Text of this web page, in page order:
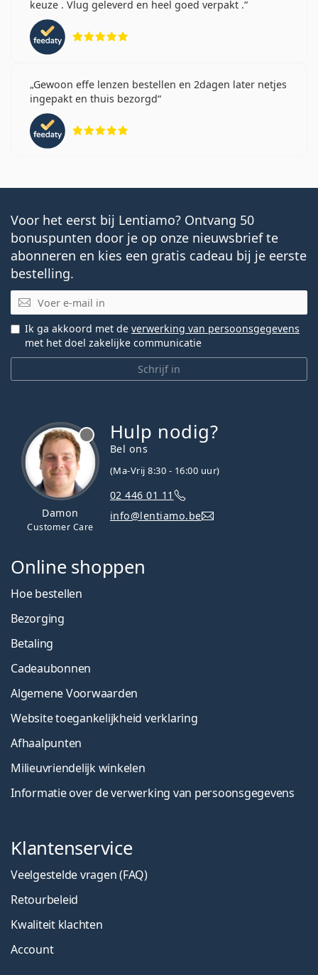
keuze . Vlug geleverd en heel goed verpakt .
Gewoon effe lenzen bestellen en 2dagen later netjes
ingepakt en thuis bezorgd
Voor het eerst bij Lentiamo? Ontvang 50
bonuspunten door je op onze nieuwsbrief te
abonneren en kies een gratis cadeau bij je eerste
bestelling.
E-mail
Schrijf in
Ik ga akkoord met de verwerking van persoonsgegevens
met het doel zakelijke communicatie
Damon
Customer Care
Hulp nodig?
Bel ons
(Ma-Vrij 8:30 - 16:00 uur)
02 446 01 11
info@lentiamo.be
Online shoppen
Hoe bestellen
Bezorging
Betaling
Cadeaubonnen
Algemene Voorwaarden
Website toegankelijkheid verklaring
Afhaalpunten
Milieuvriendelijk winkelen
Informatie over de verwerking van persoonsgegevens
Klantenservice
Veelgestelde vragen (FAQ)
Retourbeleid
Kwaliteit klachten
Account